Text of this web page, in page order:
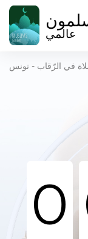
عالمي
0